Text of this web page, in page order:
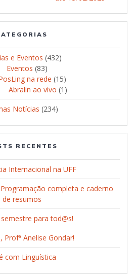
e Eventos (432)
Eventos (83)
na rede (15)
Abralin ao vivo (1)
Notícias (234)
RECENTES
Internacional na UFF
completa e caderno
de resumos
para tod@s!
Profª Anelise Gondar!
com Linguística